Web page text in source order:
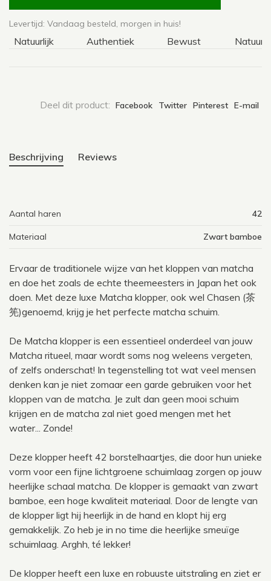
Levertijd: Vandaag besteld, morgen in huis!
Natuurlijk Authentiek Bewust Natuurlijk
Deel dit product: Facebook Twitter Pinterest E-mail
Beschrijving Reviews
Aantal haren 42
Materiaal Zwart bamboe
Ervaar de traditionele wijze van het kloppen van matcha
en doe het zoals de echte theemeesters in Japan het ook
doen. Met deze luxe Matcha klopper, ook wel Chasen (茶
筅)genoemd, krijg je het perfecte matcha schuim.
De Matcha klopper is een essentieel onderdeel van jouw
Matcha ritueel, maar wordt soms nog weleens vergeten,
of zelfs onderschat! In tegenstelling tot wat veel mensen
denken kan je niet zomaar een garde gebruiken voor het
kloppen van de matcha. Je zult dan geen mooi schuim
krijgen en de matcha zal niet goed mengen met het
water... Zonde!
Deze klopper heeft 42 borstelhaartjes, die door hun unieke
vorm voor een fijne lichtgroene schuimlaag zorgen op jouw
heerlijke schaal matcha. De klopper is gemaakt van zwart
bamboe, een hoge kwaliteit materiaal. Door de lengte van
de klopper ligt hij heerlijk in de hand en klopt hij erg
gemakkelijk. Zo heb je in no time die heerlijke smeuïge
schuimlaag. Arghh, té lekker!
De klopper heeft een luxe en robuuste uitstraling en ziet er